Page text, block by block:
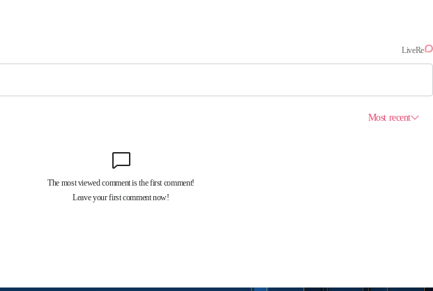
68분만 뛰고 슈팅 0개
단식…'전례 없는 특급대우'
로 본 폭염 저감시설 '온도
취소…“에어포스원 기밀정보, 언
한 미군 취약해질 수 있어”